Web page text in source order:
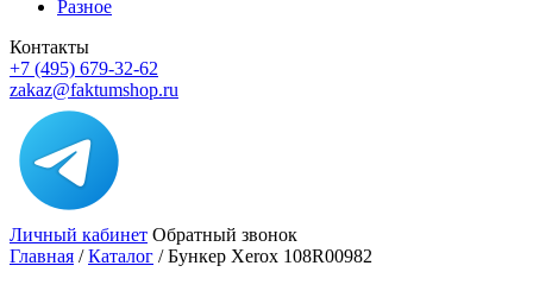
Разное
Контакты
+7 (495) 679-32-62
zakaz@faktumshop.ru
Личный кабинет Обратный звонок
Главная /Каталог /Бункер Xerox 108R00982